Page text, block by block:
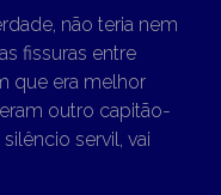
não teria nem
fissuras entre
que era melhor
outro capitão-
servil, vai